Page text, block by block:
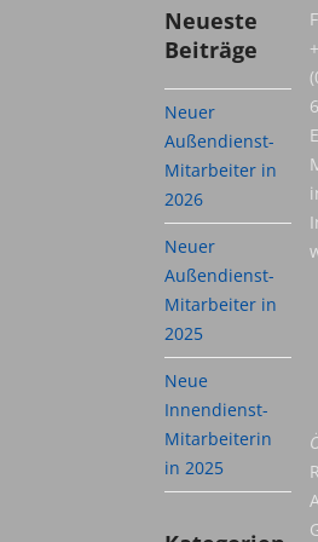
Neueste
Beiträge
Neuer
Außendienst-
Mitarbeiter in
2026
Neuer
Außendienst-
Mitarbeiter in
2025
Neue
Innendienst-
Mitarbeiterin
in 2025